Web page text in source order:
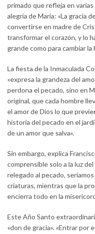
primado que refleja en
alegría de María: «La gracia
convertirse en madre de
transformar el corazón, y lo
grande como para cambiar
La fiesta de la Inmaculada
«expresa la grandeza del
perdona el pecado, sino en
original, que cada hombre
el amor de Dios lo que
historia del pecado en el
de un amor que salva».
Sin embargo, explica
comprensible solo a la luz
relegado al pecado,
criaturas, mientras que la
encierra todo en la
Este Año Santo
«don de gracia». «Entrar por